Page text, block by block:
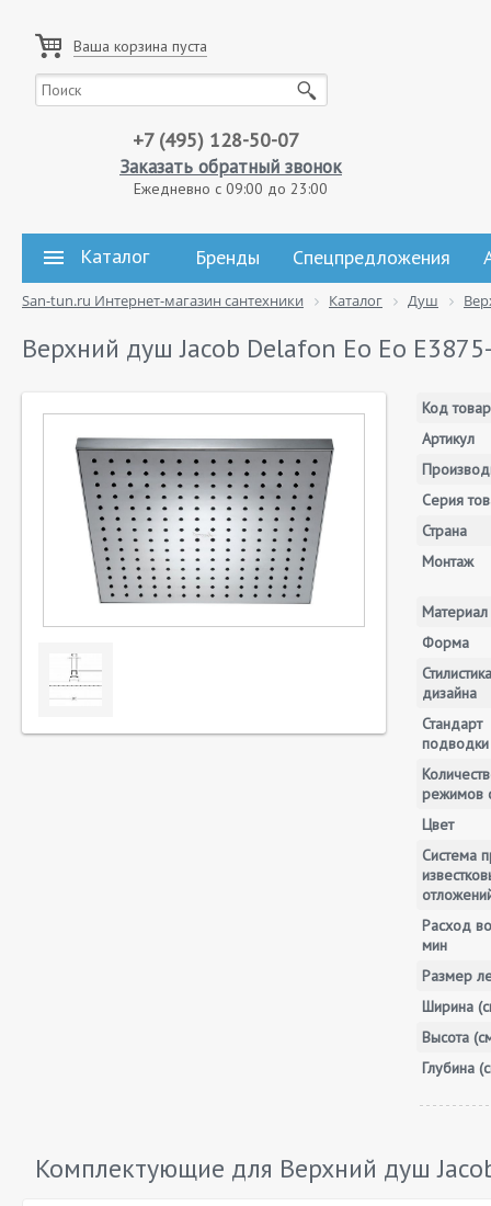
Ваша корзина пуста
+7 (495) 128-50-07
Заказать обратный звонок
Ежедневно с 09:00 до 23:00
Каталог Бренды Спецпредложения
San-tun.ru Интернет-магазин сантехники Каталог Душ
Верхний душ Jacob Delafon Eo Eo
Код
Артикул
Серия
Страна
Монтаж
Материал
Форма
Стилистика
дизайна
Стандарт
подводки
режимов
Цвет
Система
Расход
мин
Размер
Ширина
Высота
Глубина
Комплектующие для Верхний душ